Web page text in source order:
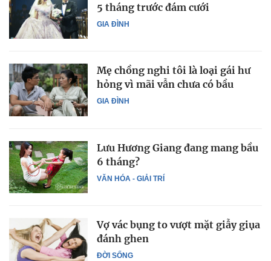
GIA ĐÌNH
5 tháng trước đám cưới
GIA ĐÌNH
Mẹ chồng nghi tôi là loại gái hư
hỏng vì mãi vẫn chưa có bầu
VĂN HÓA - GIẢI TRÍ
Lưu Hương Giang đang mang bầu
6 tháng?
ĐỜI SỐNG
Vợ vác bụng to vượt mặt giẫy giụa
đánh ghen